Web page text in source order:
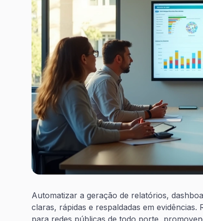
Automatizar a geração de relatórios,
claras, rápidas e respaldadas em